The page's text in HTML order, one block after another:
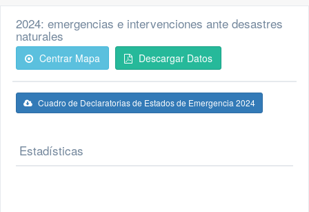
2024: emergencias e intervenciones ante desastres
naturales
Centrar Mapa Descargar Datos
Cuadro de Declaratorias de Estados de Emergencia 2024
Estadísticas